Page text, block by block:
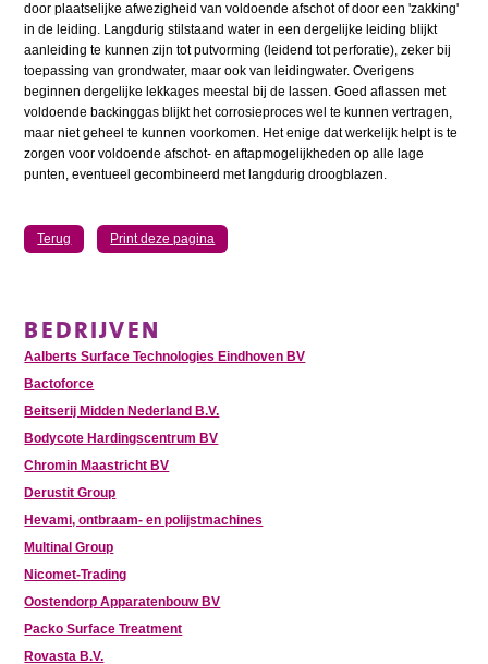
door plaatselijke afwezigheid van voldoende afschot of door een 'zakking'
in de leiding. Langdurig stilstaand water in een dergelijke leiding blijkt
aanleiding te kunnen zijn tot putvorming (leidend tot perforatie), zeker bij
toepassing van grondwater, maar ook van leidingwater. Overigens
beginnen dergelijke lekkages meestal bij de lassen. Goed aflassen met
voldoende backinggas blijkt het corrosieproces wel te kunnen vertragen,
maar niet geheel te kunnen voorkomen. Het enige dat werkelijk helpt is te
zorgen voor voldoende afschot- en aftapmogelijkheden op alle lage
punten, eventueel gecombineerd met langdurig droogblazen.
Terug Print deze pagina
BEDRIJVEN
Aalberts Surface Technologies Eindhoven BV
Bactoforce
Beitserij Midden Nederland B.V.
Bodycote Hardingscentrum BV
Chromin Maastricht BV
Derustit Group
Hevami, ontbraam- en polijstmachines
Multinal Group
Nicomet-Trading
Oostendorp Apparatenbouw BV
Packo Surface Treatment
Rovasta B.V.